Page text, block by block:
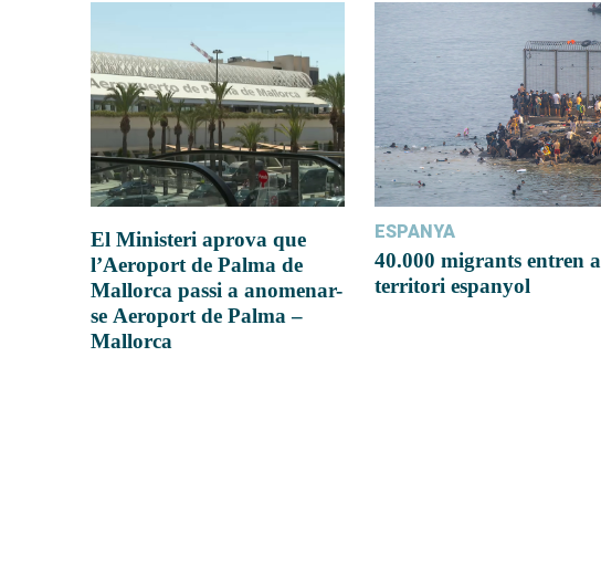
El Ministeri aprova que
l’Aeroport de Palma de
Mallorca passi a anomenar-
se Aeroport de Palma –
Mallorca
ESPANYA
40.000 migrants entren a
territori espanyol